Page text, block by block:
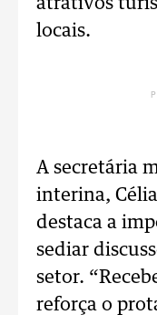
atrativos
locais.
A secretária
interina,
destaca a
sediar
setor.
reforça o